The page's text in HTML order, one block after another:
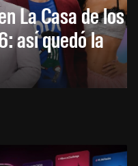
La Casa de los
así quedó la